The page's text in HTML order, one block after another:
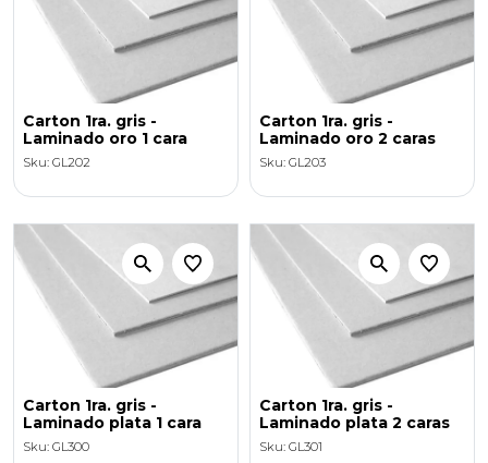
Carton 1ra. gris -
Laminado oro 1 cara
Sku: GL202
Carton 1ra. gris -
Laminado oro 2 caras
Sku: GL203
Carton 1ra. gris -
Laminado plata 1 cara
Sku: GL300
Carton 1ra. gris -
Laminado plata 2 caras
Sku: GL301